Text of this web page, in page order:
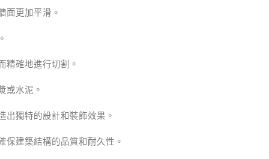
面更加平滑。
精確地進行切割。
或水泥。
獨特的設計和裝飾效果。
建築結構的品質和耐久性。